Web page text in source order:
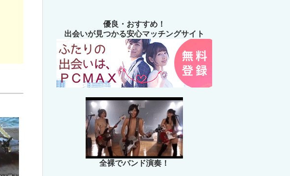
優良・おすすめ！
出会いが見つかる安心マッチングサイト
全裸でバンド演奏！